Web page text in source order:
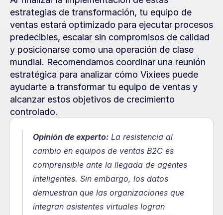
estrategias de transformación, tu equipo de
ventas estará optimizado para ejecutar procesos
predecibles, escalar sin compromisos de calidad
y posicionarse como una operación de clase
mundial. Recomendamos coordinar una reunión
estratégica para analizar cómo Vixiees puede
ayudarte a transformar tu equipo de ventas y
alcanzar estos objetivos de crecimiento
controlado.
Opinión de experto: La resistencia al
cambio en equipos de ventas B2C es
comprensible ante la llegada de agentes
inteligentes. Sin embargo, los datos
demuestran que las organizaciones que
integran asistentes virtuales logran